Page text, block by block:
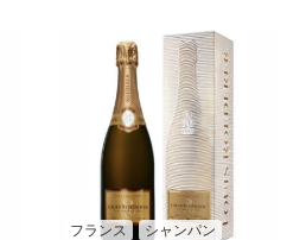
フランス シャンパン